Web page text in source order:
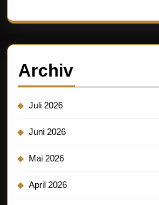
Archiv
Juli 2026
Juni 2026
Mai 2026
April 2026